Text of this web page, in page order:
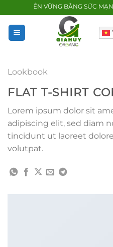
qua
dung
BỀN VỮNG BẰNG SỨC MẠNH
Lookbook
FLAT T-SHIRT
Lorem ipsum dolor sit
adipiscing elit, sed diam
tincidunt ut laoreet
volutpat.